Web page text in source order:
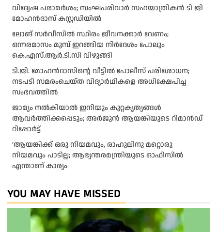
വിദ്വേഷ പരാമർശം; സംഘപരിവാർ സഹയാത്രികൻ ടി ജി
മോഹന്‍ദാസ് കസ്റ്റഡിയിൽ
ലോങ് സർവീസിൽ സ്ഥിരം ജീവനക്കാർ വേണം;
ഒന്നരമാസം മുമ്പ് ഇറങ്ങിയ നിർദേശം പോലും
കെ.എസ്.ആർ.ടി.സി വിഴുങ്ങി
ടി.ജി. മോഹൻദാസിന്റെ വീട്ടിൽ പോലീസ് പരിശോധന;
നടപടി സമരംചെയ്ത വിദ്യാർഥികളെ അധിക്ഷേപിച്ച
സംഭവത്തിൽ
ജാമ്യം നൽകിയാൽ ഇനിയും കുറ്റകൃത്യങ്ങൾ
ആവർത്തിക്കപ്പെടും; അർജുൻ ആയങ്കിയുടെ റിമാൻഡ്
റിപ്പോർട്ട്
‘ആയങ്കിക്ക് ഒരു നിയമവും, രാഹുലിനു മറ്റൊരു
നിയമവും പാടില്ല; ആഭ്യന്തരമന്ത്രിയുടെ ഓഫിസിൽ
എന്താണ് കാര്യം
YOU MAY HAVE MISSED